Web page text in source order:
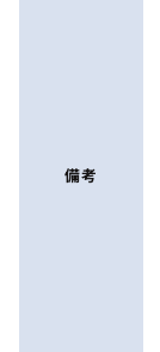
備考